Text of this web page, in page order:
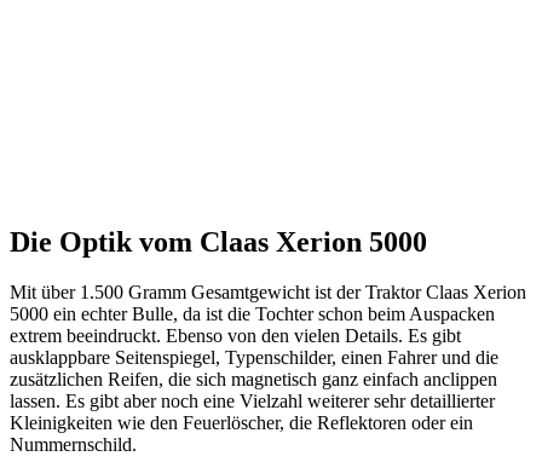
Die Optik vom Claas Xerion 5000
Mit über 1.500 Gramm Gesamtgewicht ist der Traktor Claas Xerion
5000 ein echter Bulle, da ist die Tochter schon beim Auspacken
extrem beeindruckt. Ebenso von den vielen Details. Es gibt
ausklappbare Seitenspiegel, Typenschilder, einen Fahrer und die
zusätzlichen Reifen, die sich magnetisch ganz einfach anclippen
lassen. Es gibt aber noch eine Vielzahl weiterer sehr detaillierter
Kleinigkeiten wie den Feuerlöscher, die Reflektoren oder ein
Nummernschild.